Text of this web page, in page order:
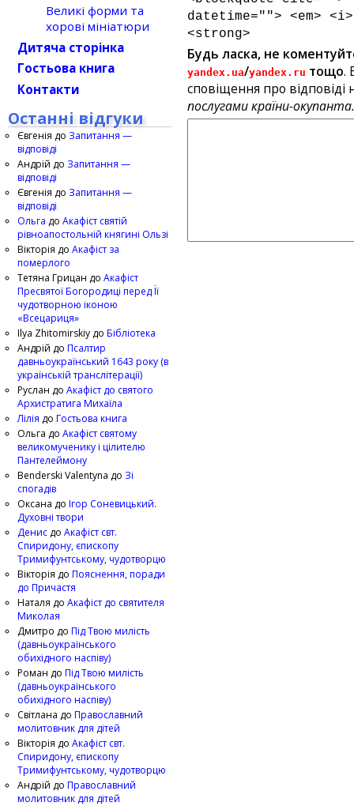
datetime=""> <em>
<strong>
Будь ласка, не
yandex.ua/yandex.ru тощо.
сповіщення про відповіді
послугами країни-
Великі форми та
хорові мініатюри
Дитяча сторінка
Гостьова книга
Контакти
Останні відгуки
Євгенія до Запитання —
відповіді
Андрій до Запитання —
відповіді
Євгенія до Запитання —
відповіді
Ольга до Акафіст святій
рівноапостольній княгині Ользі
Вікторія до Акафіст за
померлого
Тетяна Грицан до Акафіст
Пресвятої Богородиці перед Її
чудотворною іконою
«Всецариця»
Ilya Zhitomirskiy до Бібліотека
Андрій до Псалтир
давньоукраїнський 1643 року (в
українській транслітерації)
Руслан до Акафіст до святого
Архистратига Михаїла
Лілія до Гостьова книга
Ольга до Акафіст святому
великомученику і цілителю
Пантелеймону
Benderski Valentyna до Зі
спогадів
Оксана до Ігор Соневицький.
Духовні твори
Денис до Акафіст свт.
Спиридону, єпископу
Тримифунтському, чудотворцю
Вікторія до Пояснення, поради
до Причастя
Наталя до Акафіст до святителя
Миколая
Дмитро до Під Твою милість
(давньоукраїнського
обихідного наспіву)
Роман до Під Твою милість
(давньоукраїнського
обихідного наспіву)
Світлана до Православний
молитовник для дітей
Вікторія до Акафіст свт.
Спиридону, єпископу
Тримифунтському, чудотворцю
Андрій до Православний
молитовник для дітей